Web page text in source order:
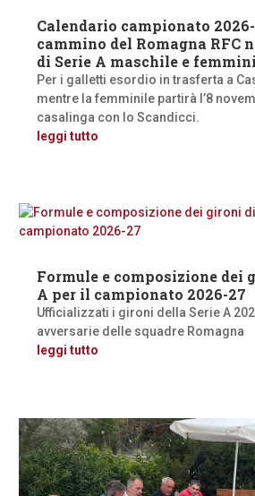
Calendario campionato
cammino del Romagna RFC
di Serie A maschile e
Per i galletti esordio in trasferta a
mentre la femminile partirà l’8
casalinga con lo Scandicci.
leggi tutto
Formule e composizione dei
A per il campionato 2026-27
Ufficializzati i gironi della Serie A
avversarie delle squadre Romagna
leggi tutto